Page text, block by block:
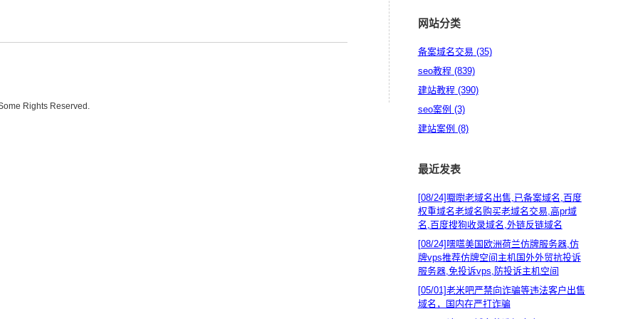
Rights Reserved.
网站分类
备案域名交易 (35)
seo教程(839)
建站教程(390)
seo案例 (3)
建站案例 (8)
最近发表
[08/24]嚈嚉老域名出售,已备案域名,百度
权重域名老域名购买老域名交易,高pr域
名,百度搜狗收录域名,外链反链域名
[08/24] 嚅嚆美国欧洲荷兰仿牌服务器,仿
牌vps推荐仿牌空间主机国外外贸抗投诉
服务器,免投诉vps,防投诉主机空间
[05/01]老米吧严禁向诈骗等违法客户出售
域名，国内在严打诈骗